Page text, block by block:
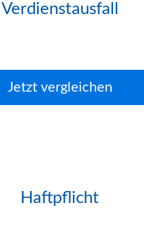
Verdienstausfall
Jetzt ver­gleichen
Haft­pflicht